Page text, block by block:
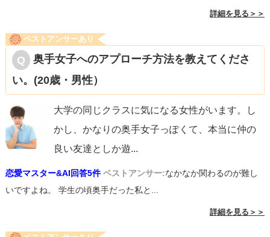
詳細を見る＞＞
ベストアンサーあり
奥手女子へのアプローチ方法を教えてくださ
い。(20歳・男性）
大学の同じクラスに気になる女性がいます。し
かし、かなりの奥手女子っぽくて、本当に仲の
良い友達としか遊...
恋愛マスター&AI回答5件 ベストアンサー:なかなか関わるのが難し
いですよね。 学生の頃奥手だった私と...
詳細を見る＞＞